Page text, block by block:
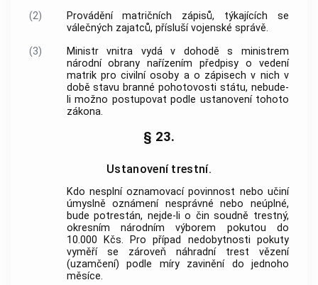
(2)
Provádění matričních zápisů, týkajících se
válečných zajatců, přísluší vojenské správě.
(3)
Ministr vnitra vydá v dohodě s ministrem
národní obrany nařízením předpisy o vedení
matrik pro civilní osoby a o zápisech v nich v
době stavu branné pohotovosti státu, nebude-
li možno postupovat podle ustanovení tohoto
zákona.
§ 23.
Ustanovení trestní.
Kdo nesplní oznamovací povinnost nebo učiní
úmyslně oznámení nesprávné nebo neúplné,
bude potrestán, nejde-li o čin soudně trestný,
okresním národním výborem pokutou do
10.000 Kčs. Pro případ nedobytnosti pokuty
vyměří se zároveň náhradní trest vězení
(uzamčení) podle míry zavinění do jednoho
měsíce.